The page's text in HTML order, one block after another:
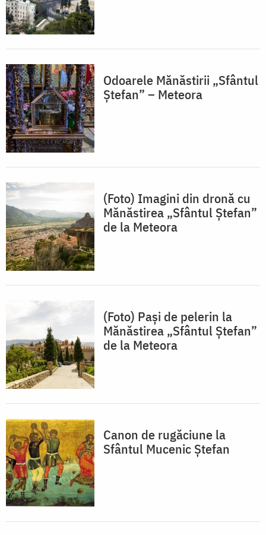
Odoarele Mănăstirii „Sfântul
Ștefan” – Meteora
(Foto) Imagini din dronă cu
Mănăstirea „Sfântul Ștefan”
de la Meteora
(Foto) Pași de pelerin la
Mănăstirea „Sfântul Ștefan”
de la Meteora
Canon de rugăciune la
Sfântul Mucenic Ștefan